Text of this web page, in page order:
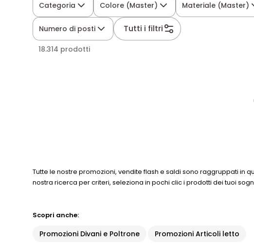
Categoria Colore (Master) Materiale (Master)
Numero di posti Tutti i filtri
18.314 prodotti
Tutte le nostre promozioni, vendite flash e saldi sono raggruppati
nostra ricerca per criteri, seleziona in pochi clic i prodotti dei tuoi
Scopri anche:
Promozioni Divani e Poltrone Promozioni Articoli letto